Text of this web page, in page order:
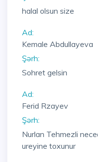
halal olsun size
Ad:
Kemale Abdullayeva
Şərh:
Sohret gelsin
Ad:
Ferid Rzayev
Şərh:
Nurlan Tehmezli
ureyine toxunur